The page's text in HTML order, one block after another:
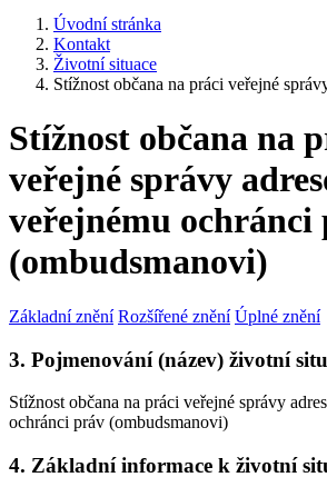
Úvodní stránka
Kontakt
Životní situace
Stížnost občana na práci veřejné
Stížnost občana na
veřejné správy
veřejnému ochránci
(ombudsmanovi)
Základní znění Rozšířené znění Úplné znění
3. Pojmenování (název) životní
Stížnost občana na práci veřejné správy
ochránci práv (ombudsmanovi)
4. Základní informace k životní